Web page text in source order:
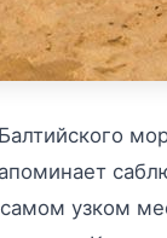
узком